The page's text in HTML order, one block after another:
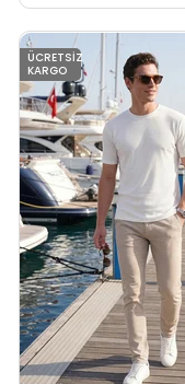
ÜCRETSIZ
KARGO